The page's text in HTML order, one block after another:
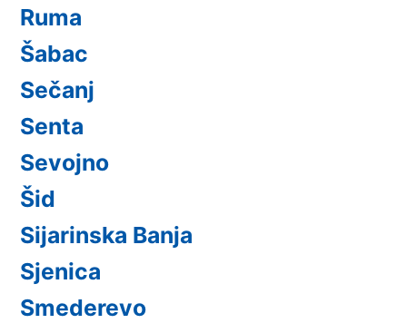
Ruma
Šabac
Sečanj
Senta
Sevojno
Šid
Sijarinska Banja
Sjenica
Smederevo